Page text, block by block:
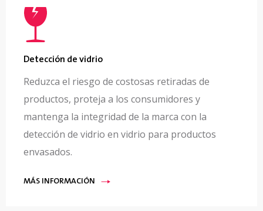
Detección de vidrio
Reduzca el riesgo de costosas retiradas de
productos, proteja a los consumidores y
mantenga la integridad de la marca con la
detección de vidrio en vidrio para productos
envasados.
MÁS INFORMACIÓN